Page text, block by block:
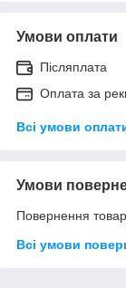
Умови оплати
Післяплата
Оплата за
Всі умови
Умови
Повернення
Всі умови